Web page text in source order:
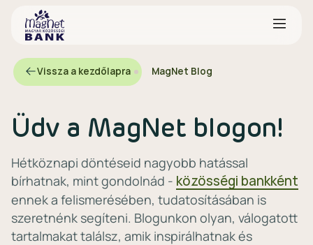
Vissza a kezdőlapra MagNet Blog
Üdv a MagNet blogon!
Hétköznapi döntéseid nagyobb hatással
bírhatnak, mint gondolnád - közösségi bankként
ennek a felismerésében, tudatosításában is
szeretnénk segíteni. Blogunkon olyan, válogatott
tartalmakat találsz, amik inspirálhatnak és